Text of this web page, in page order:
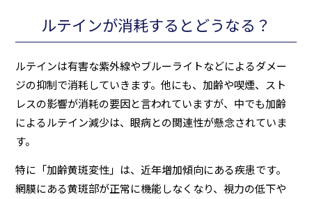
ルテインが消耗するとどうなる？
ルテインは有害な紫外線やブルーライトなどによるダメー
ジの抑制で消耗していきます。他にも、加齢や喫煙、スト
レスの影響が消耗の要因と言われていますが、中でも加齢
によるルテイン減少は、眼病との関連性が懸念されていま
す。
特に「加齢黄斑変性」は、近年増加傾向にある疾患です。
網膜にある黄斑部が正常に機能しなくなり、視力の低下や